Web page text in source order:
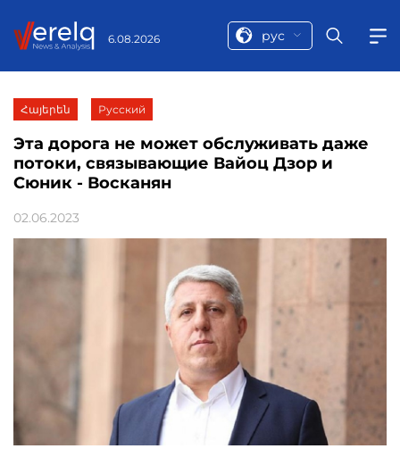
6.08.2026 рус
Հայերեն Русский
Эта дорога не может обслуживать даже
потоки, связывающие Вайоц Дзор и
Сюник - Восканян
02.06.2023